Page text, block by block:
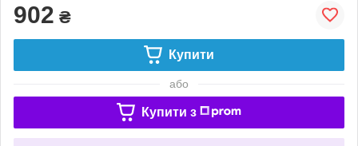
902 ₴
Купити
або
Купити з